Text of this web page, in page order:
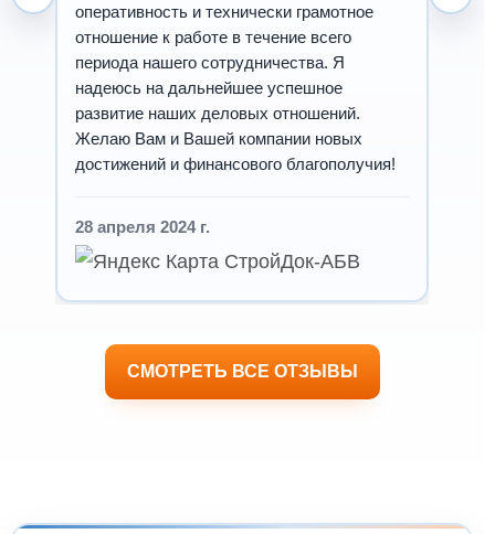
оперативность и технически грамотное
отношение к работе в течение всего
периода нашего сотрудничества. Я
надеюсь на дальнейшее успешное
развитие наших деловых отношений.
Желаю Вам и Вашей компании новых
достижений и финансового благополучия!
28 апреля 2024 г.
СМОТРЕТЬ ВСЕ ОТЗЫВЫ